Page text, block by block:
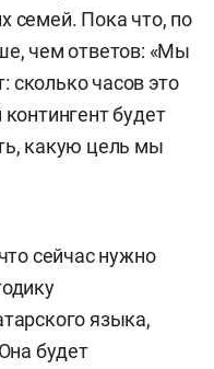
семей. Пока что, по
чем ответов: «Мы
часов это
будет
какую цель мы
сейчас нужно
языка,
будет